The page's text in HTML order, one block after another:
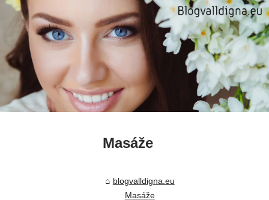
Masáže
blogvalldigna.eu
Masáže